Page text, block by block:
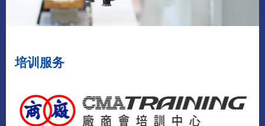
培训服务